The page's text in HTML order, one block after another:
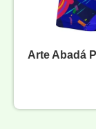
Arte Abadá